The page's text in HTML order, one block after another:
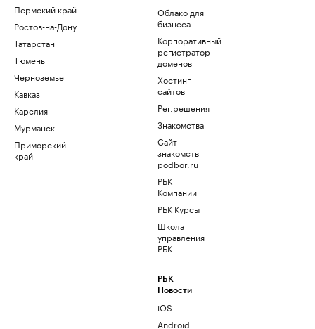
Пермский край
Ростов-на-Дону
Татарстан
Тюмень
Черноземье
Кавказ
Карелия
Мурманск
Приморский
край
Облако для
бизнеса
Корпоративный
регистратор
доменов
Хостинг
сайтов
Рег.решения
Знакомства
Сайт
знакомств
podbor.ru
РБК
Компании
РБК Курсы
Школа
управления
РБК
РБК
Новости
iOS
Android